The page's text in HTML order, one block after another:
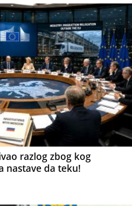
razlog zbog kog
nastave da teku!